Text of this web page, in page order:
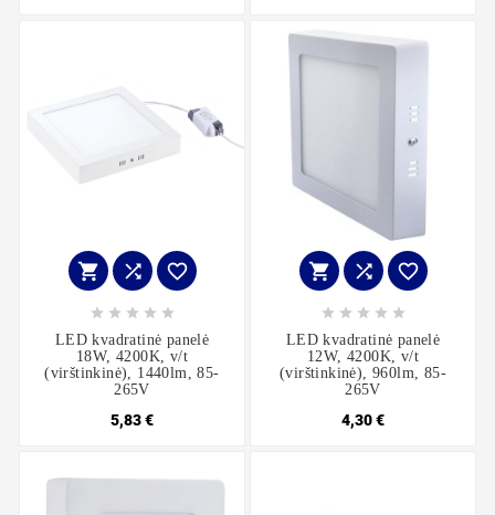
  
    
LED kvadratinė panelė
18W, 4200K, v/t
(virštinkinė), 1440lm, 85-
265V
5,83 €
  
    
LED kvadratinė panelė
12W, 4200K, v/t
(virštinkinė), 960lm, 85-
265V
4,30 €